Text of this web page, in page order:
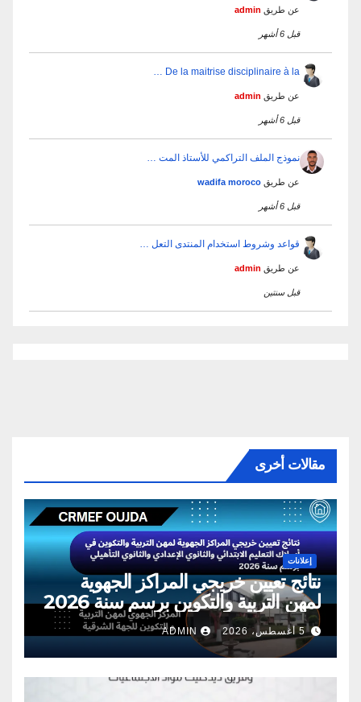
عن طريق admin
قبل 6 أشهر
De la maitrise disciplinaire à la …
عن طريق admin
قبل 6 أشهر
نموذج الملف التراكمي للأستاذ المت …
عن طريق wadifa moroco
قبل 6 أشهر
قواعد وشروط استخدام المنتدى التعل …
عن طريق admin
قبل سنتين
مقالات أخرى
إعلانات
نتائج تعيين خريجي المراكز الجهوية
لمهن التربية والتكوين برسم سنة 2026
5 أغسطس، 2026 ADMIN